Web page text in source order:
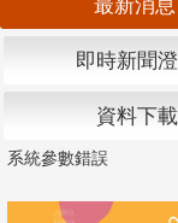
最新消息
即時新聞
資料下載
系統參數錯誤